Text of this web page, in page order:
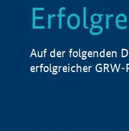
Auf der folgenden
erfolgreicher GRW-